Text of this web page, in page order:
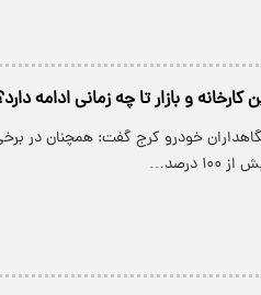
و بازار تا چه زمانی ادامه
خودرو کرج گفت: همچنان در
درصد…